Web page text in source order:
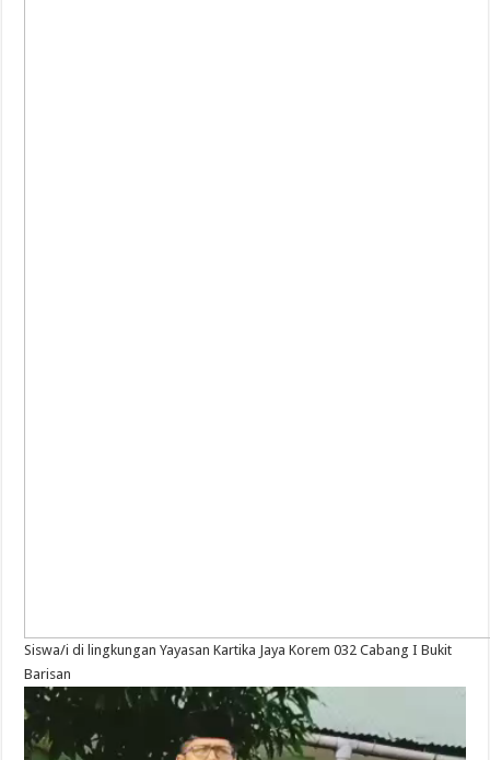
Siswa/i di lingkungan Yayasan Kartika Jaya Korem 032 Cabang I Bukit
Barisan